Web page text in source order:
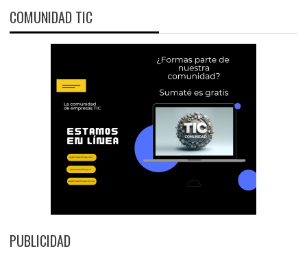
COMUNIDAD TIC
PUBLICIDAD